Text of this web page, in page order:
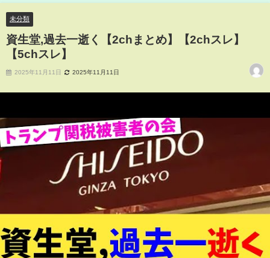
未分類
資生堂,過去一逝く【2chまとめ】【2chスレ】
【5chスレ】
2025年11月11日 2025年11月11日